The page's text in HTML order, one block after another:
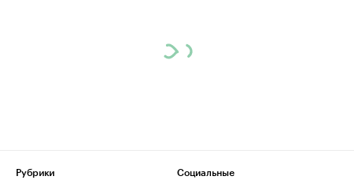
Рубрики
Социальные